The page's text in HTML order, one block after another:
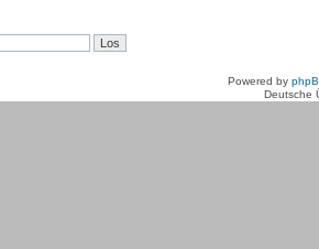
Powered by
Deutsche